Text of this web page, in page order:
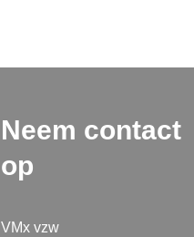
Neem contact
op
VMx vzw